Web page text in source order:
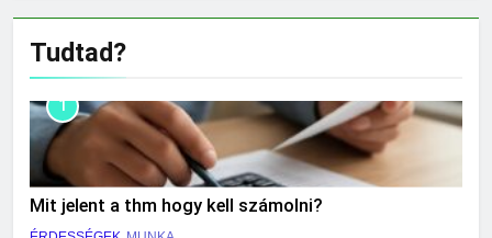
Tudtad?
1
Mit jelent a thm hogy kell számolni?